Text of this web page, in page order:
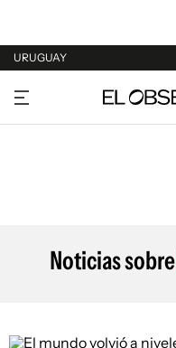
URUGUAY
URUGUAY
ARGENTINA
Noticias sobre